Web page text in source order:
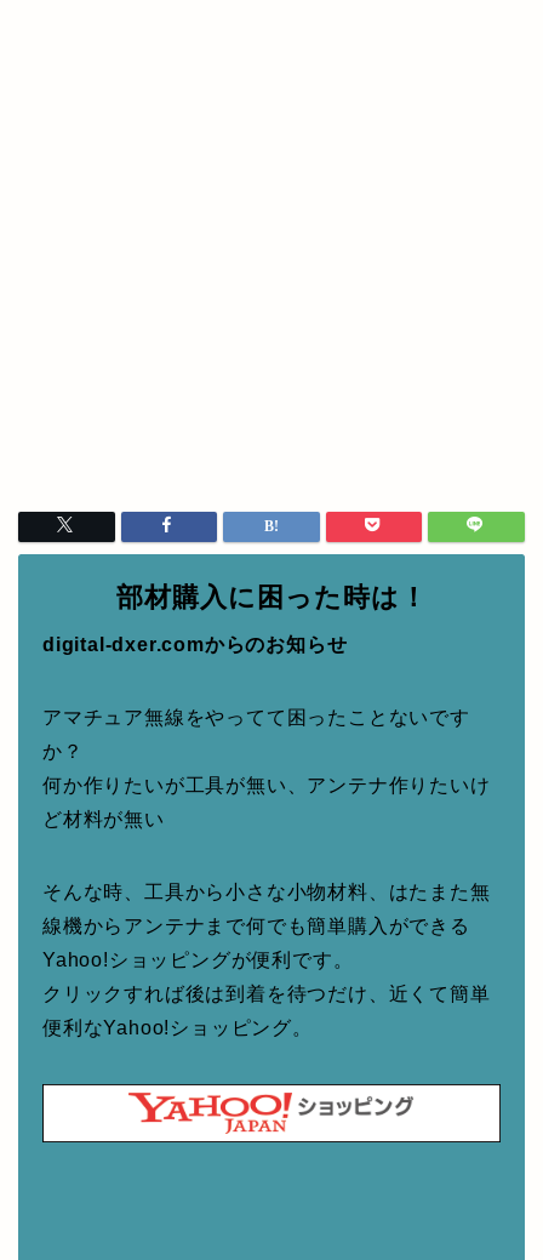
部材購入に困った時は！
digital-dxer.comからのお知らせ
アマチュア無線をやってて困ったことないです
か？
何か作りたいが工具が無い、アンテナ作りたいけ
ど材料が無い
そんな時、工具から小さな小物材料、はたまた無
線機からアンテナまで何でも簡単購入ができる
Yahoo!ショッピングが便利です。
クリックすれば後は到着を待つだけ、近くて簡単
便利なYahoo!ショッピング。